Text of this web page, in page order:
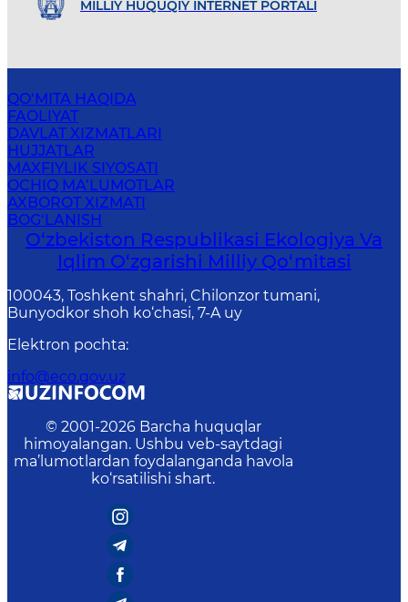
MILLIY HUQUQIY INTERNET PORTALI
QO‘MITA HAQIDA
FAOLIYAT
DAVLAT XIZMATLARI
HUJJATLAR
MAXFIYLIK SIYOSATI
OCHIQ MA’LUMOTLAR
AXBOROT XIZMATI
BOG‘LANISH
O‘zbekiston Respublikasi Ekologiya Va
Iqlim O‘zgarishi Milliy Qo‘mitasi
100043, Toshkent shahri, Chilonzor tumani,
Bunyodkor shoh ko‘chasi, 7-A uy
Elektron pochta:
info@eco.gov.uz
© 2001-2026 Barcha huquqlar
himoyalangan. Ushbu veb-saytdagi
ma’lumotlardan foydalanganda havola
ko‘rsatilishi shart.